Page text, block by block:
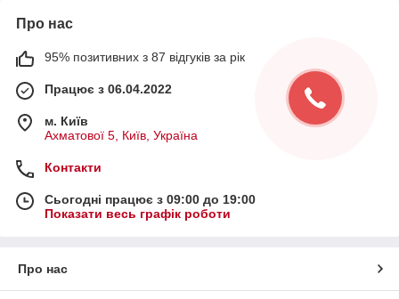
Про нас
95% позитивних з 87 відгуків за рік
Працює з 06.04.2022
м. Київ
Ахматової 5, Київ, Україна
Контакти
Сьогодні працює з 09:00 до 19:00
Показати весь графік роботи
Про нас